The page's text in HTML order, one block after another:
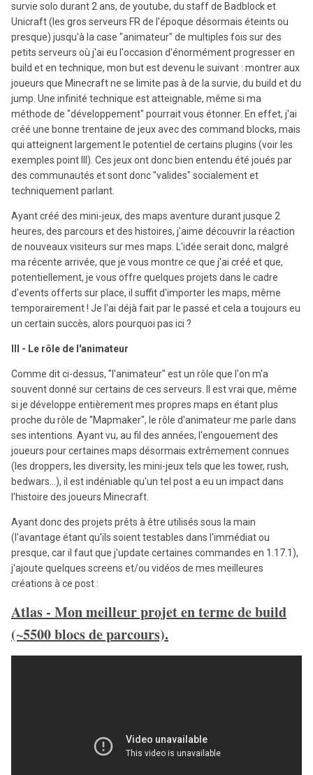
survie solo durant 2 ans, de youtube, du staff de Badblock et
Unicraft (les gros serveurs FR de l'époque désormais éteints ou
presque) jusqu'à la case "animateur" de multiples fois sur des
petits serveurs où j'ai eu l'occasion d'énormément progresser en
build et en technique, mon but est devenu le suivant : montrer aux
joueurs que Minecraft ne se limite pas à de la survie, du build et du
jump. Une infinité technique est atteignable, même si ma
méthode de "développement" pourrait vous étonner. En effet, j'ai
créé une bonne trentaine de jeux avec des command blocks, mais
qui atteignent largement le potentiel de certains plugins (voir les
exemples point III). Ces jeux ont donc bien entendu été joués par
des communautés et sont donc "valides" socialement et
techniquement parlant.
Ayant créé des mini-jeux, des maps aventure durant jusque 2
heures, des parcours et des histoires, j'aime découvrir la réaction
de nouveaux visiteurs sur mes maps. L'idée serait donc, malgré
ma récente arrivée, que je vous montre ce que j'ai créé et que,
potentiellement, je vous offre quelques projets dans le cadre
d'events offerts sur place, il suffit d'importer les maps, même
temporairement ! Je l'ai déjà fait par le passé et cela a toujours eu
un certain succès, alors pourquoi pas ici ?
III - Le rôle de l'animateur
Comme dit ci-dessus, "l'animateur" est un rôle que l'on m'a
souvent donné sur certains de ces serveurs. Il est vrai que, même
si je développe entièrement mes propres maps en étant plus
proche du rôle de "Mapmaker", le rôle d'animateur me parle dans
ses intentions. Ayant vu, au fil des années, l'engouement des
joueurs pour certaines maps désormais extrêmement connues
(les droppers, les diversity, les mini-jeux tels que les tower, rush,
bedwars...), il est indéniable qu'un tel post a eu un impact dans
l'histoire des joueurs Minecraft.
Ayant donc des projets prêts à être utilisés sous la main
(l'avantage étant qu'ils soient testables dans l'immédiat ou
presque, car il faut que j'update certaines commandes en 1.17.1),
j'ajoute quelques screens et/ou vidéos de mes meilleures
créations à ce post :
Atlas - Mon meilleur projet en terme de build
(~5500 blocs de parcours).